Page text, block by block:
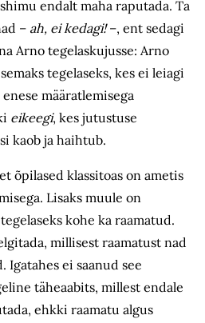
endalt maha raputada. Ta
– ah, ei kedagi!–, ent sedagi
Arno tegelaskujusse: Arno
tegelaseks, kes ei leiagi
määratlemisega
eikeegi, kes jutustuse
kaob ja haihtub.
õpilased klassitoas on ametis
Lisaks muule on
kohe ka raamatud.
millisest raamatust nad
ei saanud see
täheaabits, millest endale
ehkki raamatu algus